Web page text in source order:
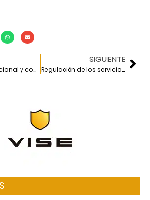
Planeación nacional y comparación con otros países
SIGUIENTE
Regulación de los servicios de agua